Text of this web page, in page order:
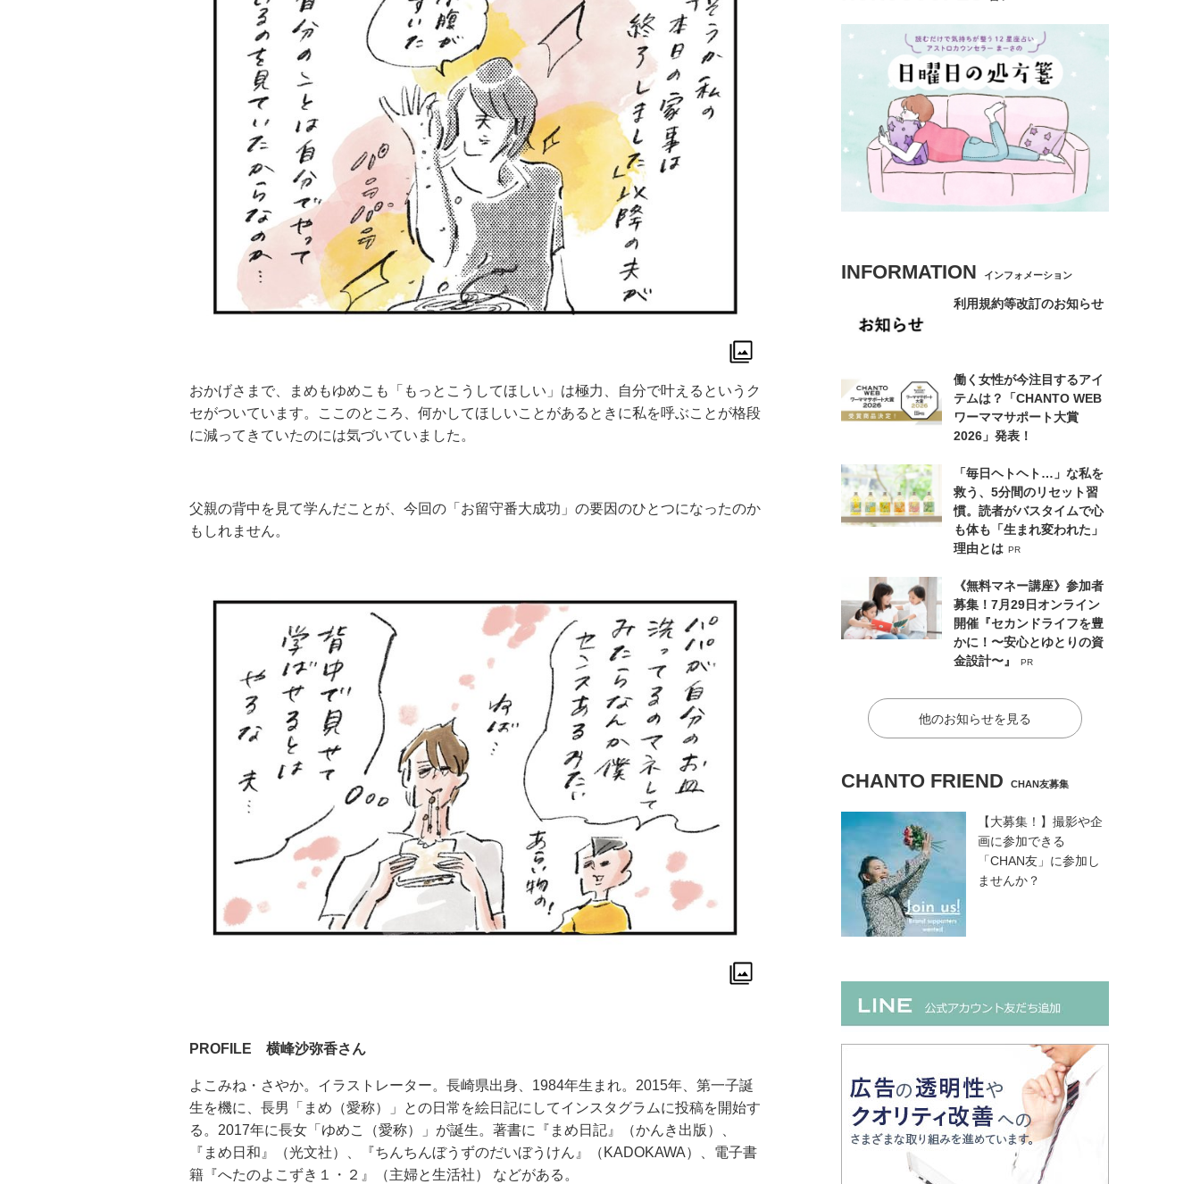
おかげさまで、まめもゆめこも「もっとこうしてほしい」は極力、自分で叶えるというク
セがついています。ここのところ、何かしてほしいことがあるときに私を呼ぶことが格段
に減ってきていたのには気づいていました。
父親の背中を見て学んだことが、今回の「お留守番大成功」の要因のひとつになったのか
もしれません。
PROFILE 横峰沙弥香さん
よこみね・さやか。イラストレーター。長崎県出身、1984年生まれ。2015年、第一子誕
生を機に、長男「まめ（愛称）」との日常を絵日記にしてインスタグラムに投稿を開始す
る。2017年に長女「ゆめこ（愛称）」が誕生。著書に『まめ日記』（かんき出版）、
『まめ日和』（光文社）、『ちんちんぼうずのだいぼうけん』（KADOKAWA）、電子書
籍『へたのよこずき１・２』（主婦と生活社） などがある。
INFORMATION インフォメーション
利用規約等改訂のお知らせ
働く女性が今注目するアイ
テムは？「CHANTO WEB
ワーママサポート大賞
2026」発表！
「毎日ヘトヘト…」な私を
救う、5分間のリセット習
慣。読者がバスタイムで心
も体も「生まれ変われた」
理由とは PR
《無料マネー講座》参加者
募集！7月29日オンライン
開催『セカンドライフを豊
かに！〜安心とゆとりの資
金設計〜』
PR
他のお知らせを見る
CHANTO FRIEND CHAN友募集
【大募集！】撮影や企
画に参加できる
「CHAN友」に参加し
ませんか？